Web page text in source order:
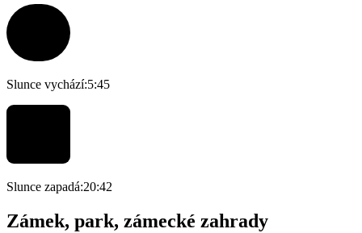
Slunce vychází:5:45
Slunce zapadá:20:42
Zámek, park, zámecké zahrady